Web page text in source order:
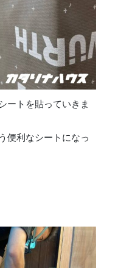
ートを貼っていきま
便利なシートになっ